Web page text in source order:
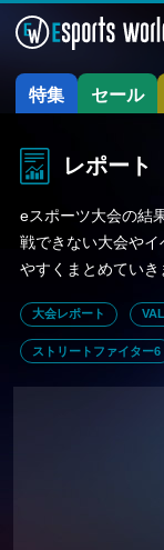
特集 セール
レポート
eスポーツ大会の結
戦できない大会や
やすくまとめていき
大会レポート
ストリートファイター6